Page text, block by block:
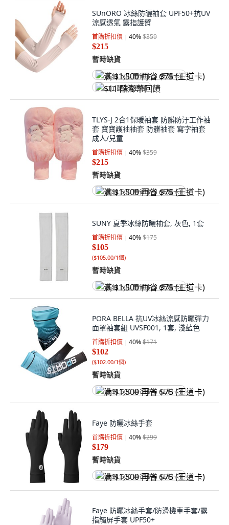
SUnORO 冰絲防曬袖套 UPF50+抗UV
涼感透氣 露指護臂
首購折扣價 40%$359
$215
暫時缺貨
满 $1,500 再省 $75 (王道卡)
$11 酷澎幣回饋
TLYS-J 2合1保暖袖套 防髒防汙工作袖
套 寶寶護袖袖套 防髒袖套 寫字袖套
成人/兒童
首購折扣價 40%$359
$215
暫時缺貨
满 $1,500 再省 $75 (王道卡)
SUNY 夏季冰絲防曬袖套, 灰色, 1套
首購折扣價 40%$175
$105
($105.00/1個)
暫時缺貨
满 $1,500 再省 $75 (王道卡)
PORA BELLA 抗UV冰絲涼感防曬彈力
面罩袖套組 UVSF001, 1套, 淺藍色
首購折扣價 40%$171
$102
($102.00/1個)
暫時缺貨
满 $1,500 再省 $75 (王道卡)
Faye 防曬冰絲手套
首購折扣價 40%$299
$179
暫時缺貨
满 $1,500 再省 $75 (王道卡)
Faye 防曬冰絲手套/防滑機車手套/露
指觸屏手套 UPF50+